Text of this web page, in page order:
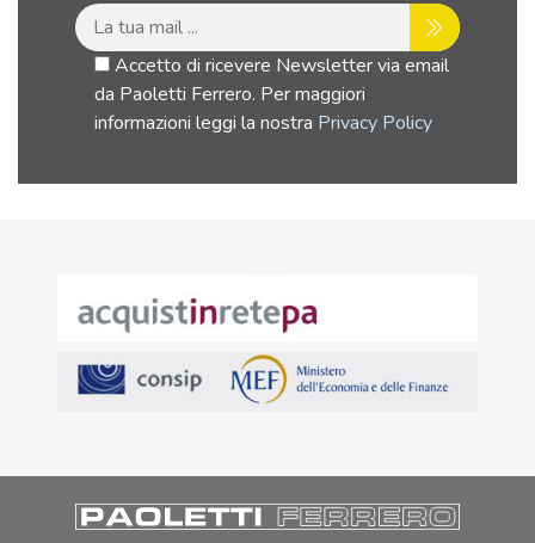
Accetto di ricevere Newsletter via email
da Paoletti Ferrero. Per maggiori
informazioni leggi la nostra Privacy Policy